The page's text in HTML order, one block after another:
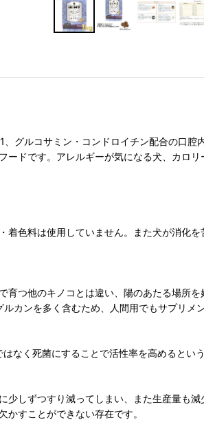
グルコサミン・コンドロイチン配合の口腔
ドです。アレルギーが気になる犬、カロリ
色料は使用していません。また犬が消化
つ他のキノコとは違い、陽のあたる場所
カンを多く含むため、人間用でもサプリメ
なく死菌にすることで活性率を高めるとい
しずつすり減ってしまい、また生産量も
すことができない存在です。